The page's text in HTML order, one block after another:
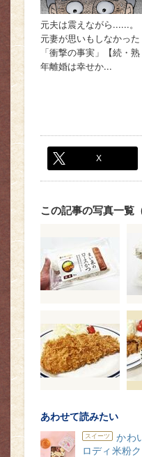
X
この記事の写真一覧
あわせて読みたい
スイーツ
かわ
ロディ米粉